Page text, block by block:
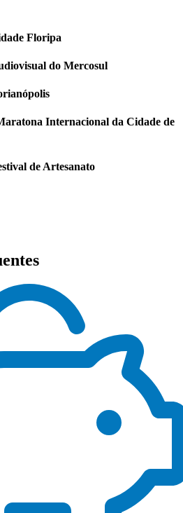
Floripa
do Mercosul
Internacional da Cidade de
de Artesanato